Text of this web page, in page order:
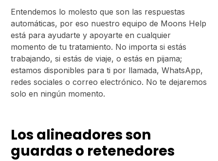
Entendemos lo molesto que son las respuestas
automáticas, por eso nuestro equipo de Moons Help
está para ayudarte y apoyarte en cualquier
momento de tu tratamiento. No importa si estás
trabajando, si estás de viaje, o estás en pijama;
estamos disponibles para ti por llamada, WhatsApp,
redes sociales o correo electrónico. No te dejaremos
solo en ningún momento.
Los alineadores son
guardas o retenedores